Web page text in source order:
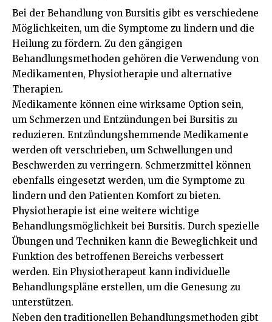
Bei der Behandlung von Bursitis gibt es verschiedene
Möglichkeiten, um die Symptome zu lindern und die
Heilung zu fördern. Zu den gängigen
Behandlungsmethoden gehören die Verwendung von
Medikamenten, Physiotherapie und alternative
Therapien.
Medikamente können eine wirksame Option sein,
um Schmerzen und Entzündungen bei Bursitis zu
reduzieren. Entzündungshemmende Medikamente
werden oft verschrieben, um Schwellungen und
Beschwerden zu verringern. Schmerzmittel können
ebenfalls eingesetzt werden, um die Symptome zu
lindern und den Patienten Komfort zu bieten.
Physiotherapie ist eine weitere wichtige
Behandlungsmöglichkeit bei Bursitis. Durch spezielle
Übungen und Techniken kann die Beweglichkeit und
Funktion des betroffenen Bereichs verbessert
werden. Ein Physiotherapeut kann individuelle
Behandlungspläne erstellen, um die Genesung zu
unterstützen.
Neben den traditionellen Behandlungsmethoden gibt